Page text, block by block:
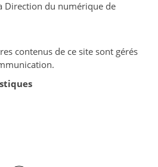
Direction du numérique de
contenus de ce site sont gérés